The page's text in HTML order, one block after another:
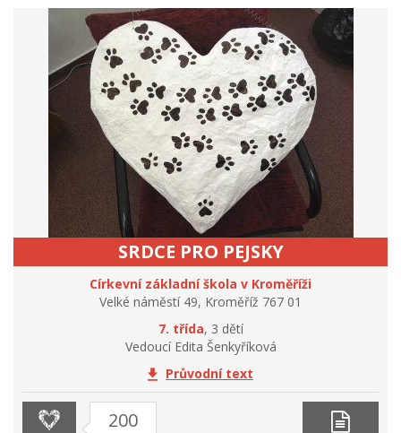
SRDCE PRO PEJSKY
Církevní základní škola v Kroměříži
Velké náměstí 49, Kroměříž 767 01
7. třída, 3 dětí
Vedoucí Edita Šenkyříková
Průvodní text
200